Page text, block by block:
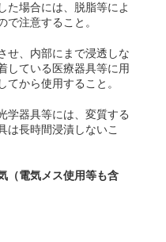
た場合には、脱脂等によ
で注意すること。
せ、内部にまで浸透しな
している医療器具等に用
から使用すること。
学器具等には、変質する
は長時間浸漬しないこ
（電気メス使用等も含